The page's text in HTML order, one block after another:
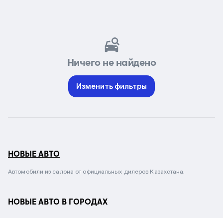
Ничего не найдено
Изменить фильтры
НОВЫЕ АВТО
Автомобили из салона от официальных дилеров Казахстана.
НОВЫЕ АВТО В ГОРОДАХ